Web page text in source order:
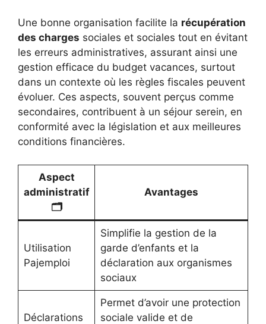
Une bonne organisation facilite la récupération
des charges sociales et sociales tout en évitant
les erreurs administratives, assurant ainsi une
gestion efficace du budget vacances, surtout
dans un contexte où les règles fiscales peuvent
évoluer. Ces aspects, souvent perçus comme
secondaires, contribuent à un séjour serein, en
conformité avec la législation et aux meilleures
conditions financières.
Aspect
administratif
🗂️
Avantages
Utilisation
Pajemploi
Simplifie la gestion de la
garde d’enfants et la
déclaration aux organismes
sociaux
Déclarations
Permet d’avoir une protection
sociale valide et de